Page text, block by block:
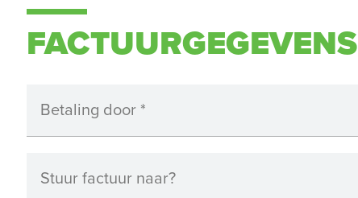
FACTUURGEGEVENS
Betaling door *
Stuur factuur naar?